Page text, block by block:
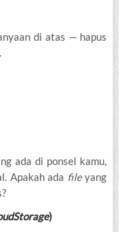
di atas — hapus
ada di ponsel kamu,
Apakah ada fileyang
Storage)